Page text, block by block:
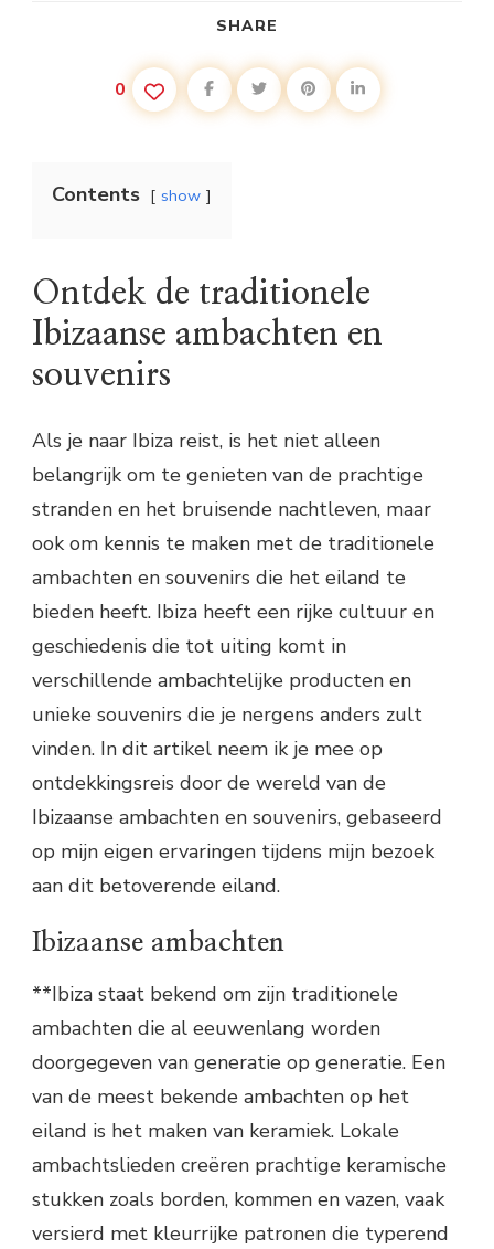
SHARE
0
Contents show
Ontdek de traditionele
Ibizaanse ambachten en
souvenirs
Als je naar Ibiza reist, is het niet alleen
belangrijk om te genieten van de prachtige
stranden en het bruisende nachtleven, maar
ook om kennis te maken met de traditionele
ambachten en souvenirs die het eiland te
bieden heeft. Ibiza heeft een rijke cultuur en
geschiedenis die tot uiting komt in
verschillende ambachtelijke producten en
unieke souvenirs die je nergens anders zult
vinden. In dit artikel neem ik je mee op
ontdekkingsreis door de wereld van de
Ibizaanse ambachten en souvenirs, gebaseerd
op mijn eigen ervaringen tijdens mijn bezoek
aan dit betoverende eiland.
Ibizaanse ambachten
**Ibiza staat bekend om zijn traditionele
ambachten die al eeuwenlang worden
doorgegeven van generatie op generatie. Een
van de meest bekende ambachten op het
eiland is het maken van keramiek. Lokale
ambachtslieden creëren prachtige keramische
stukken zoals borden, kommen en vazen, vaak
versierd met kleurrijke patronen die typerend